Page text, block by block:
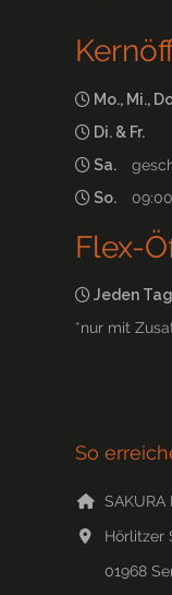
Mo., Mi.,
Di. & Fr.
Sa.
So.
Flex-
Jeden Tag
*nur mit
So
SAKURA
Hörlitzer
01968